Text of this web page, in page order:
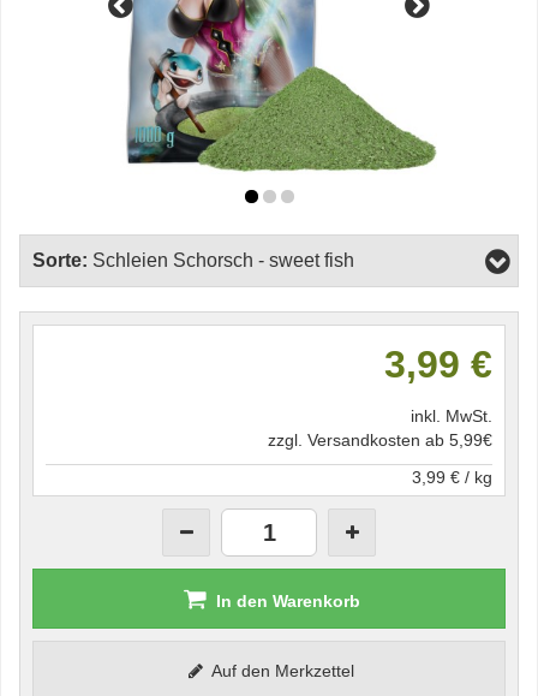
Sorte: Schleien Schorsch - sweet fish
3,99 €
inkl. MwSt.
zzgl. Versandkosten ab 5,99€
3,99 € / kg
In den Warenkorb
Auf den Merkzettel